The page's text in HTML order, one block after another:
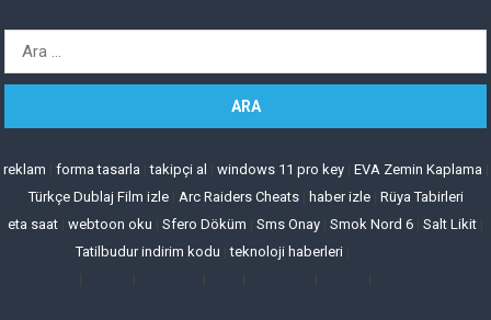
Arama:
reklam forma tasarla |takipçi al windows 11 pro key| EVA Zemin Kaplama
Türkçe Dublaj Film izle| Arc Raiders Cheats| haber izle| Rüya Tabirleri
eta saat webtoon oku Sfero Döküm Sms Onay Smok Nord 6 Salt Likit
Tatilbudur indirim kodu |teknoloji haberleri|